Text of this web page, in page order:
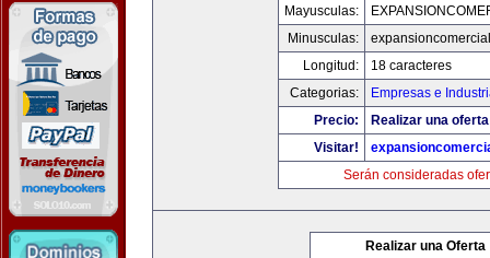
Mayusculas:
Minusculas:
Longitud:
18 caracteres
Categorias:
Empresas e
Precio:
Realizar una
Visitar!
Serán consideradas
Realizar una Oferta